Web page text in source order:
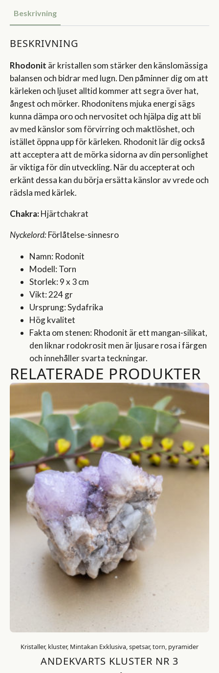
Beskrivning
BESKRIVNING
Rhodonit är kristallen som stärker den känslomässiga
balansen och bidrar med lugn. Den påminner dig om att
kärleken och ljuset alltid kommer att segra över hat,
ångest och mörker. Rhodonitens mjuka energi sägs
kunna dämpa oro och nervositet och hjälpa dig att bli
av med känslor som förvirring och maktlöshet, och
istället öppna upp för kärleken. Rhodonit lär dig också
att acceptera att de mörka sidorna av din personlighet
är viktiga för din utveckling. När du accepterat och
erkänt dessa kan du börja ersätta känslor av vrede och
rädsla med kärlek.
Chakra:Hjärtchakrat
Nyckelord:Förlåtelse-sinnesro
Namn: Rodonit
Modell: Torn
Storlek: 9 x 3 cm
Vikt: 224 gr
Ursprung: Sydafrika
Hög kvalitet
Fakta om stenen: Rhodonit är ett mangan-silikat,
den liknar rodokrosit men är ljusare rosa i färgen
och innehåller svarta teckningar.
RELATERADE PRODUKTER
Kristaller, kluster, Mintakan Exklusiva, spetsar, torn, pyramider
ANDEKVARTS KLUSTER NR 3